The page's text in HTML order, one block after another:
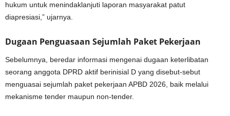
hukum untuk menindaklanjuti laporan masyarakat patut
diapresiasi,” ujarnya.
Dugaan Penguasaan Sejumlah Paket Pekerjaan
Sebelumnya, beredar informasi mengenai dugaan keterlibatan
seorang anggota DPRD aktif berinisial D yang disebut-sebut
menguasai sejumlah paket pekerjaan APBD 2026, baik melalui
mekanisme tender maupun non-tender.